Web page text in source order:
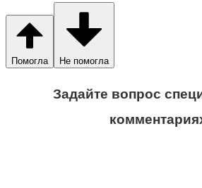
Помогла Не помогла
Задайте вопрос